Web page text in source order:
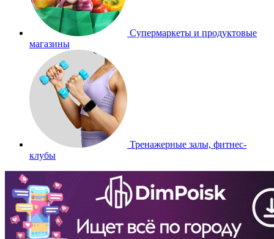
Супермаркеты и продуктовые
магазины
Тренажерные залы, фитнес-
клубы